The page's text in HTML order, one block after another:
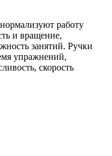
работу
и вращение,
занятий. Ручки
упражнений,
скорость